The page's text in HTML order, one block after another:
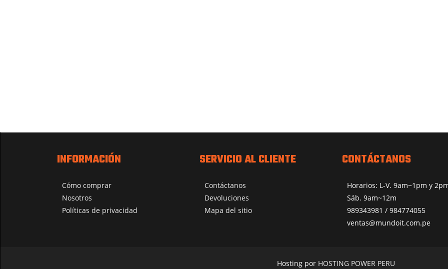
INFORMACIÓN
Cómo comprar
Nosotros
Políticas de privacidad
SERVICIO AL CLIENTE
Contáctanos
Devoluciones
Mapa del sitio
CONTÁCTANOS
Horarios: L-V. 9am~1pm y
Sáb. 9am~12m
989343981 / 984774055
ventas@mundoit.com.pe
Hosting por HOSTING POWER PERU